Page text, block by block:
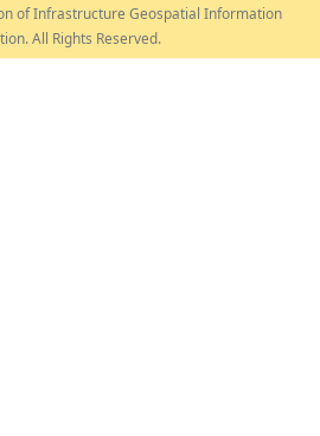
of Infrastructure Geospatial Information
All Rights Reserved.